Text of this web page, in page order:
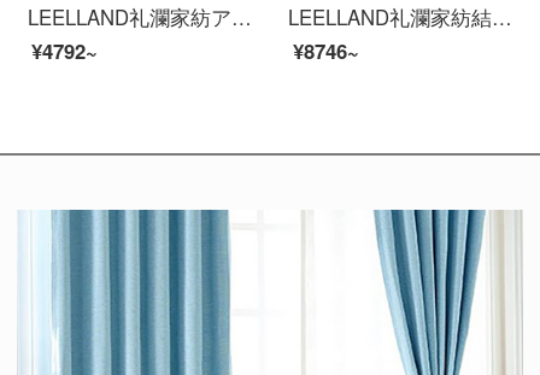
LEELLAND礼瀾家紡アメリカ式色織水洗い綿刺繍全綿寝具四点セット純綿ベッド用品茂林1.8-2.0メートルベッド/220*240 cm
¥4792~
LEELLAND礼瀾家紡結婚祝いの真っ赤な100本の綿の花模様を織り交ぜた中国式刺繍の結婚式ベッド用品四点セットの純綿刺繍ベッドセットの花好月円四点セット1.8-210メートルのベッド/220*240 cm
¥8746~